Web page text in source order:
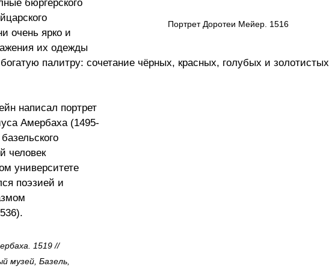
Портрет Доротеи Мейер. 1516
бюргерского
очень ярко и
их одежды
палитру: сочетание чёрных, красных, голубых и золотистых
написал портрет
Амербаха (1495-
человек
университете
поэзией и
1519 //
музей, Базель,